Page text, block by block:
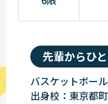
先輩からひ
バスケットボー
出身校：東京都